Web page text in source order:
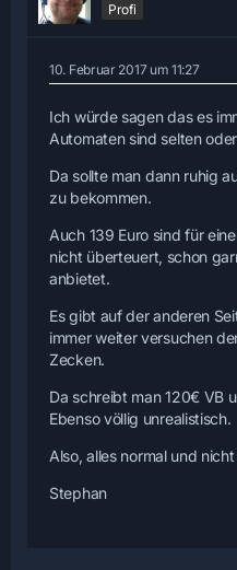
Profi
10. Februar 2017 um 11:27
Ich würde sagen das es
Automaten sind selten
Da sollte man dann ruhig
zu bekommen.
Auch 139 Euro sind für
nicht überteuert, schon
anbietet.
Es gibt auf der anderen
immer weiter versuchen
Zecken.
Da schreibt man 120€ VB
Ebenso völlig unrealistisch.
Also, alles normal und
Stephan